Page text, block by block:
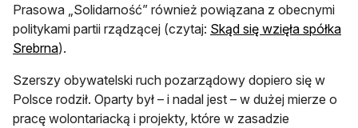
Prasowa „Solidarność” również powiązana z obecnymi
politykami partii rządzącej (czytaj: Skąd się wzięła spółka
Srebrnaotwiera się w nowej karcie
).
Szerszy obywatelski ruch pozarządowy dopiero się w
Polsce rodził. Oparty był – i nadal jest – w dużej mierze o
pracę wolontariacką i projekty, które w zasadzie